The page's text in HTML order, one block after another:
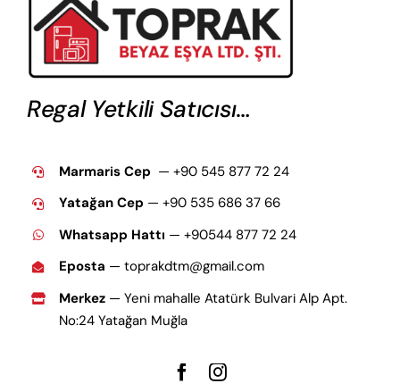
Regal Yetkili Satıcısı…
Marmaris Cep — +90 545 877 72 24
Yatağan Cep — +90 535 686 37 66
Whatsapp Hattı — +90544 877 72 24
Eposta — toprakdtm@gmail.com
Merkez — Yeni mahalle Atatürk Bulvari Alp Apt.
No:24 Yatağan Muğla